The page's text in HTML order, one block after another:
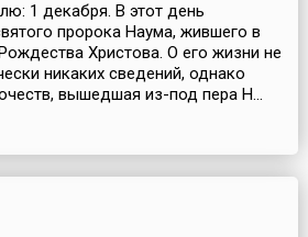
1 декабря. В этот день
пророка Наума, жившего в
Христова. О его жизни не
никаких сведений, однако
вышедшая из-под пера Н...